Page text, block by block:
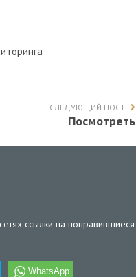
СЛЕДУЮЩИЙ ПОСТ
Посмотреть
ссылки на понравившиеся
WhatsApp